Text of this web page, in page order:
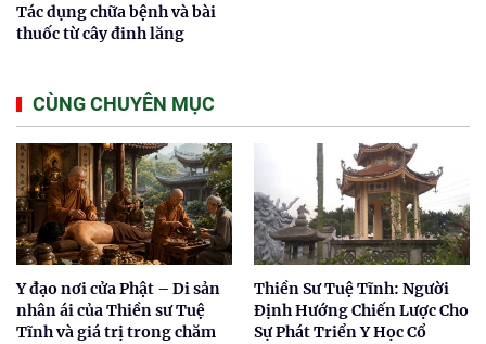
Tác dụng chữa bệnh và bài
thuốc từ cây đinh lăng
CÙNG CHUYÊN MỤC
Y đạo nơi cửa Phật – Di sản
nhân ái của Thiền sư Tuệ
Tĩnh và giá trị trong chăm
Thiền Sư Tuệ Tĩnh: Người
Định Hướng Chiến Lược Cho
Sự Phát Triển Y Học Cổ